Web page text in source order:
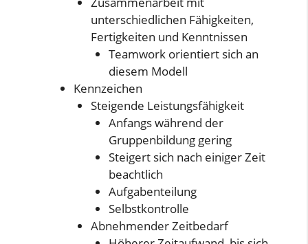
unterschiedlichen Fähigkeiten,
Fertigkeiten und Kenntnissen
Teamwork orientiert sich an
diesem Modell
Kennzeichen
Steigende Leistungsfähigkeit
Anfangs während der
Gruppenbildung gering
Steigert sich nach einiger Zeit
beachtlich
Aufgabenteilung
Selbstkontrolle
Abnehmender Zeitbedarf